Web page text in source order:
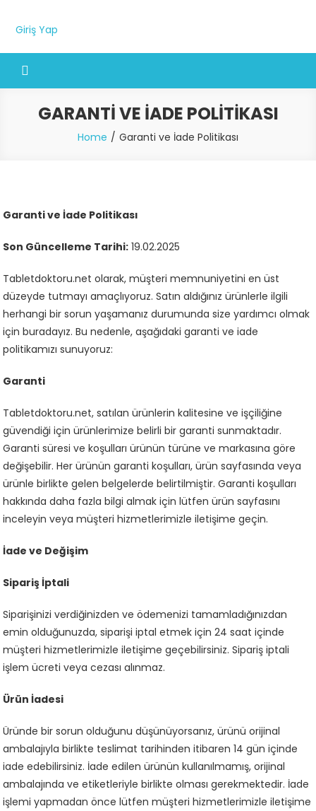
Giriş Yap
GARANTI VE İADE POLITIKASI
Home Garanti ve İade Politikası
Garanti ve İade Politikası
Son Güncelleme Tarihi: 19.02.2025
Tabletdoktoru.net olarak, müşteri memnuniyetini en üst
düzeyde tutmayı amaçlıyoruz. Satın aldığınız ürünlerle ilgili
herhangi bir sorun yaşamanız durumunda size yardımcı olmak
için buradayız. Bu nedenle, aşağıdaki garanti ve iade
politikamızı sunuyoruz:
Garanti
Tabletdoktoru.net, satılan ürünlerin kalitesine ve işçiliğine
güvendiği için ürünlerimize belirli bir garanti sunmaktadır.
Garanti süresi ve koşulları ürünün türüne ve markasına göre
değişebilir. Her ürünün garanti koşulları, ürün sayfasında veya
ürünle birlikte gelen belgelerde belirtilmiştir. Garanti koşulları
hakkında daha fazla bilgi almak için lütfen ürün sayfasını
inceleyin veya müşteri hizmetlerimizle iletişime geçin.
İade ve Değişim
Sipariş İptali
Siparişinizi verdiğinizden ve ödemenizi tamamladığınızdan
emin olduğunuzda, siparişi iptal etmek için 24 saat içinde
müşteri hizmetlerimizle iletişime geçebilirsiniz. Sipariş iptali
işlem ücreti veya cezası alınmaz.
Ürün İadesi
Üründe bir sorun olduğunu düşünüyorsanız, ürünü orijinal
ambalajıyla birlikte teslimat tarihinden itibaren 14 gün içinde
iade edebilirsiniz. İade edilen ürünün kullanılmamış, orijinal
ambalajında ve etiketleriyle birlikte olması gerekmektedir. İade
işlemi yapmadan önce lütfen müşteri hizmetlerimizle iletişime